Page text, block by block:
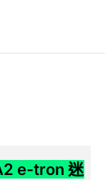
e-tron 迷